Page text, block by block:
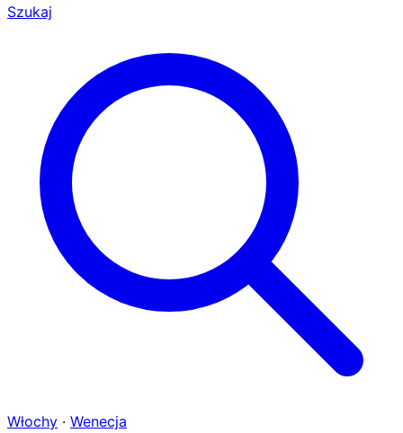
Szukaj
Włochy · Wenecja